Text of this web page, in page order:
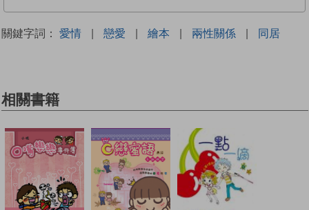
關鍵字詞： 愛情 | 戀愛 | 繪本 | 兩性關係 | 同居
相關書籍